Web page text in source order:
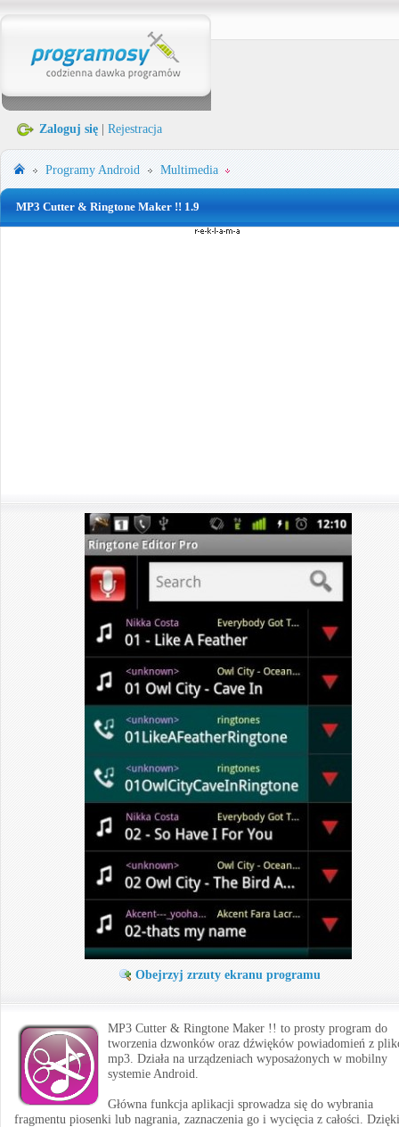
Zaloguj się Rejestracja
ProgramyAndroid Multimedia
MP3 Cutter & Ringtone Maker !! 1.9
Obejrzyj zrzuty ekranu programu
MP3 Cutter & Ringtone Maker !! to prosty program do
tworzenia dzwonków oraz dźwięków powiadomień z
mp3. Działa na urządzeniach wyposażonych w mobilny
systemie Android.
Główna funkcja aplikacji sprowadza się do wybrania
fragmentu piosenki lub nagrania, zaznaczenia go i wycięcia z całości. Dzięki